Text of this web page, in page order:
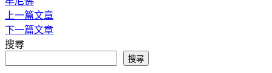
享
文
章
上一篇文章
下一篇文章
搜尋
搜尋